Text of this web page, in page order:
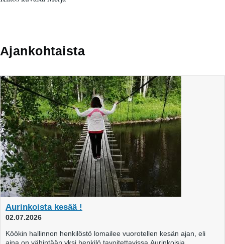
Ajankohtaista
Aurinkoista kesää !
02.07.2026
Köökin hallinnon henkilöstö lomailee vuorotellen kesän ajan, eli